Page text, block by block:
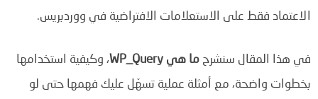
الاعتماد فقط على الاستعلامات الافتراضية في ووردبريس.
في هذا المقال سنشرح ما هي WP_Query
، وكيفية استخدامها
بخطوات واضحة، مع أمثلة عملية تسهّل عليك فهمها حتى لو